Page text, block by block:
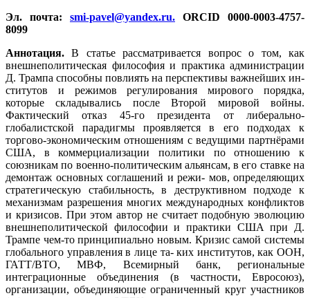
Эл. почта: smi-pavel@yandex.ru. ORCID 0000-0003-4757-
8099
Аннотация. В статье рассматривается вопрос о том, как
внешнеполитическая философия и практика администрации
Д. Трампа способны повлиять на перспективы важнейших ин-
ститутов и режимов регулирования мирового порядка,
которые складывались после Второй мировой войны.
Фактический отказ 45-го президента от либерально-
глобалистской парадигмы проявляется в его подходах к
торгово-экономическим отношениям с ведущими партнёрами
США, в коммерциализации политики по отношению к
союзникам по военно-политическим альянсам, в его ставке на
демонтаж основных соглашений и режи- мов, определяющих
стратегическую стабильность, в деструктивном подходе к
механизмам разрешения многих международных конфликтов
и кризисов. При этом автор не считает подобную эволюцию
внешнеполитической философии и практики США при Д.
Трампе чем-то принципиально новым. Кризис самой системы
глобального управления в лице та- ких институтов, как ООН,
ГАТТ/ВТО, МВФ, Всемирный банк, региональные
интеграционные объединения (в частности, Евросоюз),
организации, объединяющие ограниченный круг участников